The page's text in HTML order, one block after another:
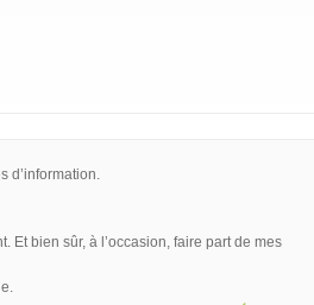
d’information.
Et bien sûr, à l’occasion, faire part de mes